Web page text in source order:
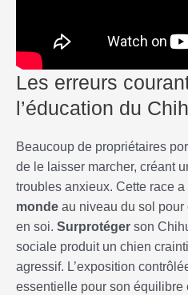
Les erreurs
l’éducation du
Beaucoup de propriétaires
de le laisser marcher, créant
troubles anxieux. Cette race a
monde au niveau du sol
en soi. Surprotéger son
sociale produit un chien
agressif. L’exposition
essentielle pour son équilibre